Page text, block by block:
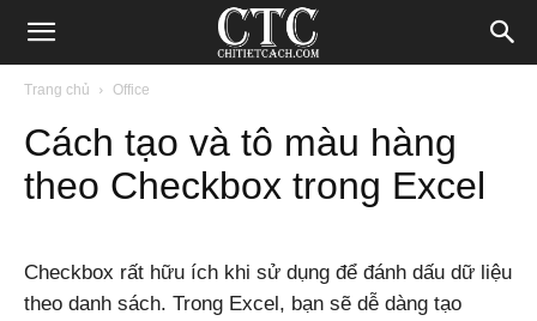
Blog
chia
Trang chủ Office
Cách tạo và tô màu hàng
theo Checkbox trong Excel
Checkbox rất hữu ích khi sử dụng để đánh dấu dữ liệu
theo danh sách. Trong Excel, bạn sẽ dễ dàng tạo